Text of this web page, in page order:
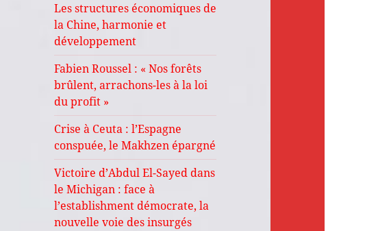
Les structures économiques de
la Chine, harmonie et
développement
Fabien Roussel : « Nos forêts
brûlent, arrachons-les à la loi
du profit »
Crise à Ceuta : l’Espagne
conspuée, le Makhzen épargné
Victoire d’Abdul El-Sayed dans
le Michigan : face à
l’establishment démocrate, la
nouvelle voie des insurgés